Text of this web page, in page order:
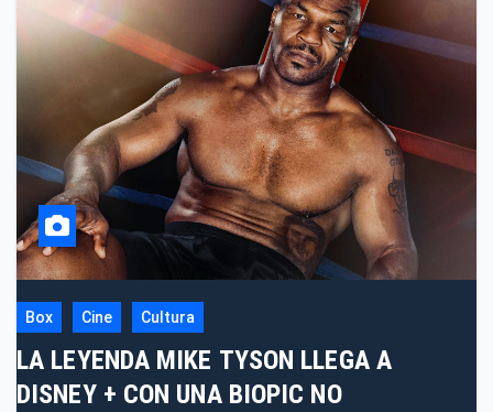
Box Cine Cultura
LA LEYENDA MIKE TYSON LLEGA A
DISNEY + CON UNA BIOPIC NO